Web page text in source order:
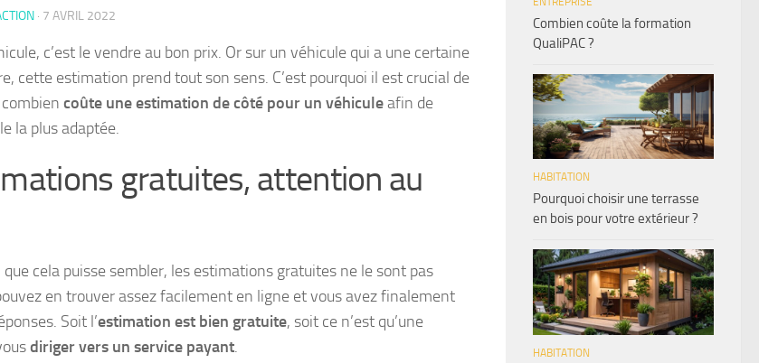
· 7 AVRIL 2022
c’est le vendre au bon prix. Or sur un véhicule qui a une certaine
cette estimation prend tout son sens. C’est pourquoi il est crucial de
coûte une estimation de côté pour un véhiculeafin de
la plus adaptée.
gratuites, attention au
que cela puisse sembler, les estimations gratuites ne le sont pas
en trouver assez facilement en ligne et vous avez finalement
Soit l’estimation est bien gratuite, soit ce n’est qu’une
diriger vers un service payant.
Combien coûte la formation
QualiPAC ?
HABITATION
Pourquoi choisir une terrasse
en bois pour votre extérieur ?
HABITATION